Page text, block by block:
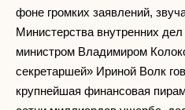
фоне громких заявлений,
Министерства внутренних
министром Владимиром
секретаршей» Ириной Волк
крупнейшая финансовая